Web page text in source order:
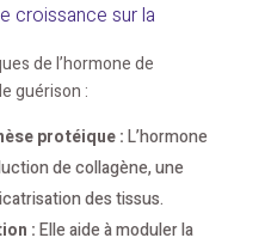
croissance sur la
de l’hormone de
guérison :
protéique :L’hormone
de collagène, une
des tissus.
:Elle aide à moduler la